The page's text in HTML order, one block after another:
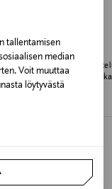
tallentamisen
median
Voit muuttaa
löytyvästä
SUPER HEROES
Super Heroes Robottien
Man vastaan Tohtori